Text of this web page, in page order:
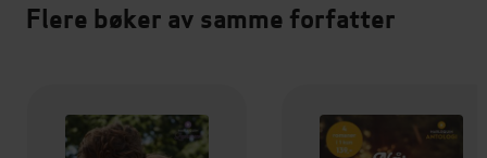
Flere bøker av samme forfatter